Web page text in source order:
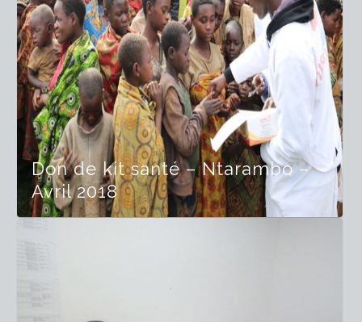
Don de kit santé – Ntarambo –
Avril 2018